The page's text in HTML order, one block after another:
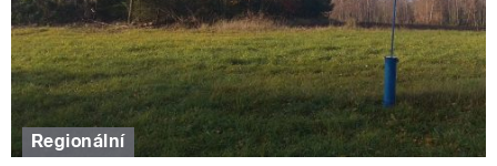
Regionální